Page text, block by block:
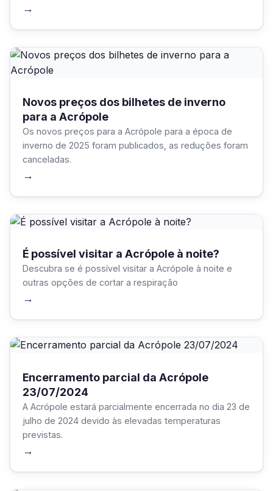
→
Novos preços dos bilhetes de inverno
para a Acrópole
Os novos preços para a Acrópole para a época de
inverno de 2025 foram publicados, as reduções foram
canceladas.
→
É possível visitar a Acrópole à noite?
Descubra se é possível visitar a Acrópole à noite e
outras opções de cortar a respiração
→
Encerramento parcial da Acrópole
23/07/2024
A Acrópole estará parcialmente encerrada no dia 23 de
julho de 2024 devido às elevadas temperaturas
previstas.
→